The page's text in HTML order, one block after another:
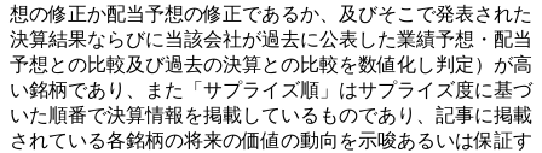
想の修正か配当予想の修正であるか、及びそこで発表された
決算結果ならびに当該会社が過去に公表した業績予想・配当
予想との比較及び過去の決算との比較を数値化し判定）が高
い銘柄であり、また「サプライズ順」はサプライズ度に基づ
いた順番で決算情報を掲載しているものであり、記事に掲載
されている各銘柄の将来の価値の動向を示唆あるいは保証す